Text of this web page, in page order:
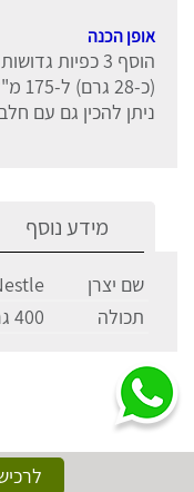
אופן הכנה
הוסף 3 כפיות גדושות של אבקה
(כ-28 גרם) ל-175 מ"ל מים רותחים וערבב היטב
ניתן להכין גם עם
מידע נוסף
שם יצרן
תכולה
400 גרם (9.98 ₪ ל-100 גרם)